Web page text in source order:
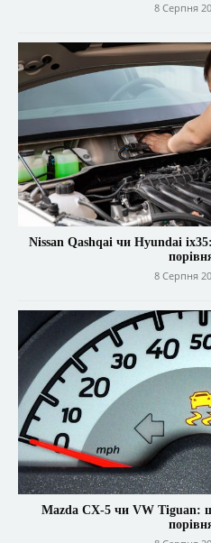
8 Серпня
Nissan Qashqai чи Hyundai
8 Серпня
Mazda CX-5 чи VW Tiguan: